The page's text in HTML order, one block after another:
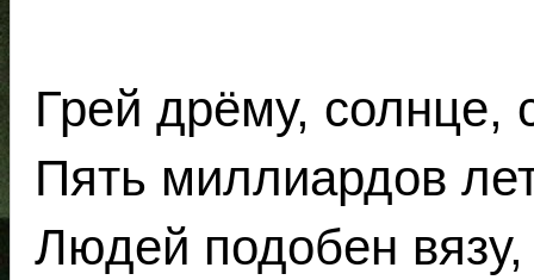
Грей дрёму, солнце,
Пять миллиардов
Людей подобен вязу,